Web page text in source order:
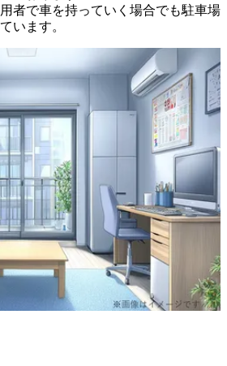
者で車を持っていく場合でも駐車場
います。